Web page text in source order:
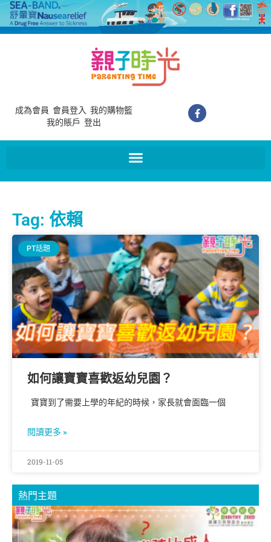
成為會員 會員登入 我的購物籃
我的賬戶 登出
Tag: 依賴
PT話題
如何讓寶寶喜歡返幼兒園？
寶寶到了需要上學的年紀的時候，家長就會面臨一個
閱讀更多 »
2019-11-05
熱門主題